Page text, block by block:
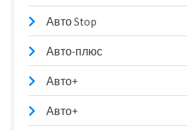
Авто Stop
Авто-плюс
Авто+
Авто+